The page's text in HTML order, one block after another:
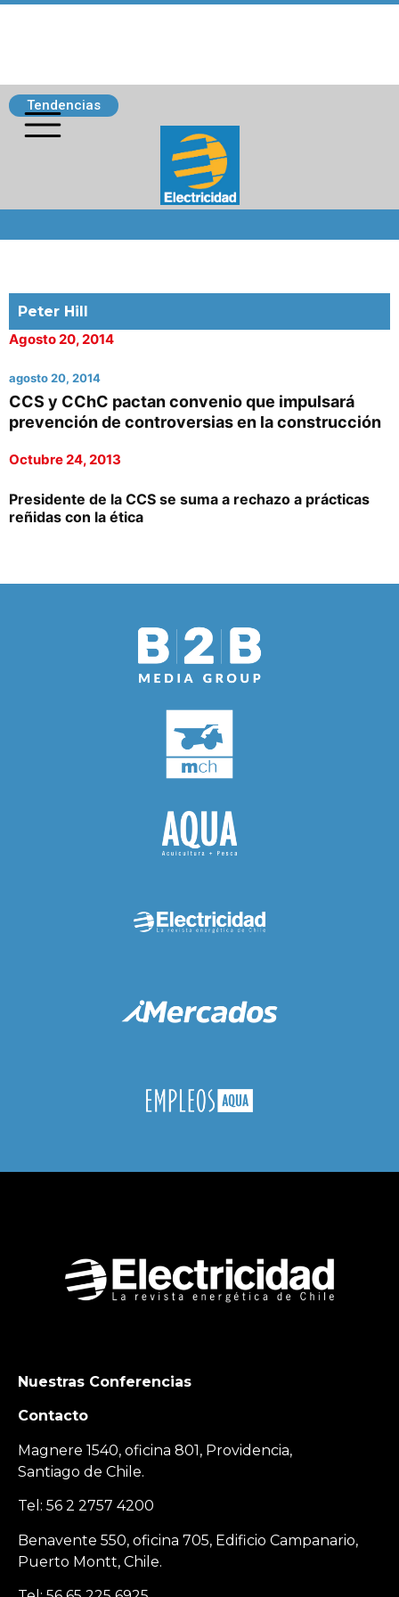
Tendencias
Peter Hill
Agosto 20, 2014
agosto 20, 2014
CCS y CChC pactan convenio que impulsará
prevención de controversias en la construcción
Octubre 24, 2013
Presidente de la CCS se suma a rechazo a prácticas
reñidas con la ética
Nuestras Conferencias
Contacto
Magnere 1540, oficina 801, Providencia,
Santiago de Chile.
Tel: 56 2 2757 4200
Benavente 550, oficina 705, Edificio Campanario,
Puerto Montt, Chile.